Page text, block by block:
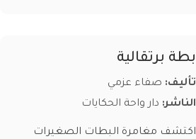
بطة برتقالية
تأليف: صفاء عزمي
الناشر: دار واحة الحكايات
اكتشف مغامرة البطات الصغيرات